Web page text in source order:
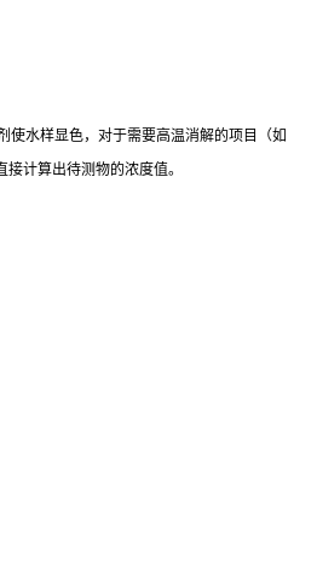
使水样显色，对于需要高温消解的项目（如
计算出待测物的浓度值。